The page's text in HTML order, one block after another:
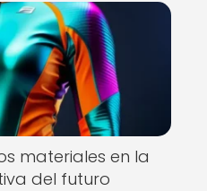
materiales en la
del futuro